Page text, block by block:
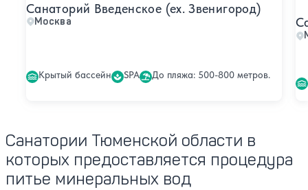
Санаторий Введенское (ex. Звенигород)
Москва
Крытый бассейн SPA До пляжа: 500-800 метров.
Санатории Тюменской области в
которых предоставляется процедура
питье минеральных вод